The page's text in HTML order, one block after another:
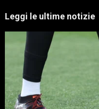
Leggi le ultime notizie